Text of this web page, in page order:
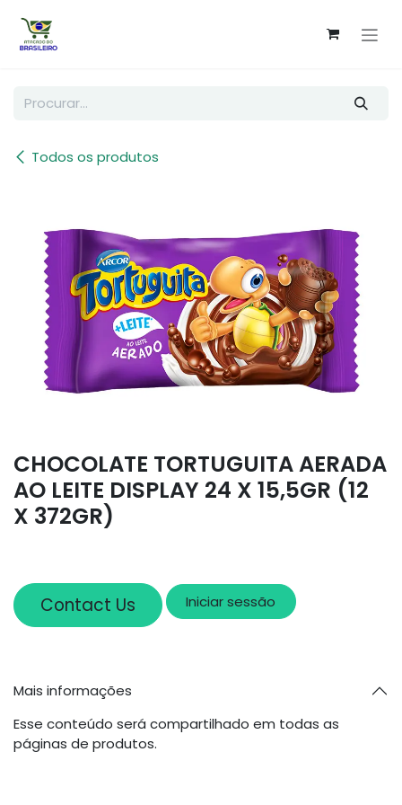
Todos os produtos
CHOCOLATE TORTUGUITA AERADA
AO LEITE DISPLAY 24 X 15,5GR (12
X 372GR)
Contact Us Iniciar sessão
Mais informações
Esse conteúdo será compartilhado em todas as
páginas de produtos.